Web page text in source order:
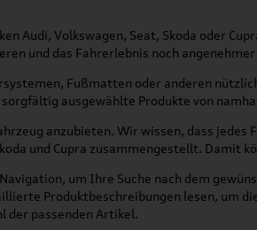
Audi, Volkswagen, Seat, Skoda oder
und das Fahrerlebnis noch
Fußmatten oder anderen
ausgewählte Produkte von
anzubieten. Wir wissen, dass
und Cupra zusammengestellt. Damit
um Ihre Suche nach dem
Produktbeschreibungen lesen, um
der passenden Artikel.